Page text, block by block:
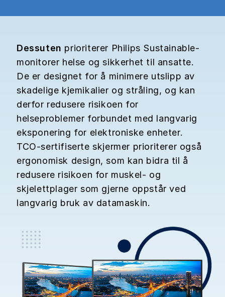
Dessuten prioriterer Philips Sustainable-
monitorer helse og sikkerhet til ansatte.
De er designet for å minimere utslipp av
skadelige kjemikalier og stråling, og kan
derfor redusere risikoen for
helseproblemer forbundet med langvarig
eksponering for elektroniske enheter.
TCO-sertifiserte skjermer prioriterer også
ergonomisk design, som kan bidra til å
redusere risikoen for muskel- og
skjelettplager som gjerne oppstår ved
langvarig bruk av datamaskin.